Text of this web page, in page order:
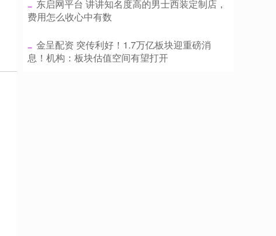
​东启网平台 讲讲知名度高的男士西装定制店，
费用怎么收心中有数
​金呈配资 突传利好！1.7万亿板块迎重磅消
息！机构：板块估值空间有望打开